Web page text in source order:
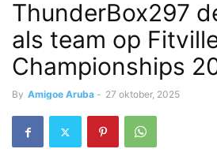
ThunderBox297
als team op
Championships
By Amigoe Aruba - 27 oktober, 2025